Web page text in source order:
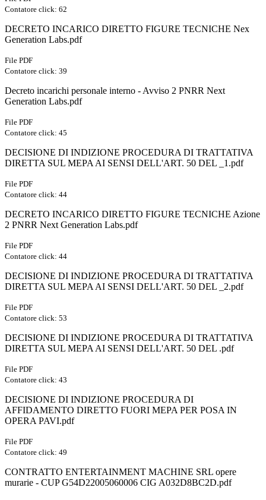
Contatore click: 62
DECRETO INCARICO DIRETTO FIGURE TECNICHE Nex
Generation Labs.pdf
File PDF
Contatore click: 39
Decreto incarichi personale interno - Avviso 2 PNRR Next
Generation Labs.pdf
File PDF
Contatore click: 45
DECISIONE DI INDIZIONE PROCEDURA DI TRATTATIVA
DIRETTA SUL MEPA AI SENSI DELL'ART. 50 DEL _1.pdf
File PDF
Contatore click: 44
DECRETO INCARICO DIRETTO FIGURE TECNICHE Azione
2 PNRR Next Generation Labs.pdf
File PDF
Contatore click: 44
DECISIONE DI INDIZIONE PROCEDURA DI TRATTATIVA
DIRETTA SUL MEPA AI SENSI DELL'ART. 50 DEL _2.pdf
File PDF
Contatore click: 53
DECISIONE DI INDIZIONE PROCEDURA DI TRATTATIVA
DIRETTA SUL MEPA AI SENSI DELL'ART. 50 DEL .pdf
File PDF
Contatore click: 43
DECISIONE DI INDIZIONE PROCEDURA DI
AFFIDAMENTO DIRETTO FUORI MEPA PER POSA IN
OPERA PAVI.pdf
File PDF
Contatore click: 49
CONTRATTO ENTERTAINMENT MACHINE SRL opere
murarie - CUP G54D22005060006 CIG A032D8BC2D.pdf